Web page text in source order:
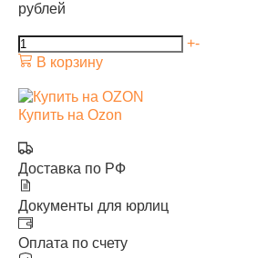
рублей
+-
В корзину
Купить на Ozon
Доставка по РФ
Документы для юрлиц
Оплата по счету